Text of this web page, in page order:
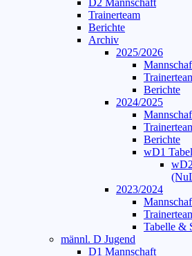
D2 Mannschaft
Trainerteam
Berichte
Archiv
2025/2026
Berichte
2024/2025
Berichte
wD1
2023/2024
Tabelle &
männl. D Jugend
D1 Mannschaft